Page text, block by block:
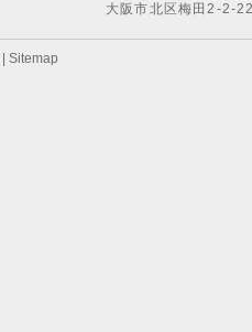
大阪市北区梅田2-2-
Sitemap